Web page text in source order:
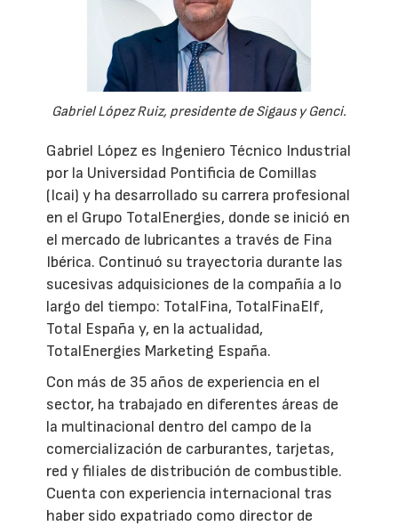
Gabriel López Ruiz, presidente de Sigaus y Genci.
Gabriel López es Ingeniero Técnico Industrial
por la Universidad Pontificia de Comillas
(Icai) y ha desarrollado su carrera profesional
en el Grupo TotalEnergies, donde se inició en
el mercado de lubricantes a través de Fina
Ibérica. Continuó su trayectoria durante las
sucesivas adquisiciones de la compañía a lo
largo del tiempo: TotalFina, TotalFinaElf,
Total España y, en la actualidad,
TotalEnergies Marketing España.
Con más de 35 años de experiencia en el
sector, ha trabajado en diferentes áreas de
la multinacional dentro del campo de la
comercialización de carburantes, tarjetas,
red y filiales de distribución de combustible.
Cuenta con experiencia internacional tras
haber sido expatriado como director de